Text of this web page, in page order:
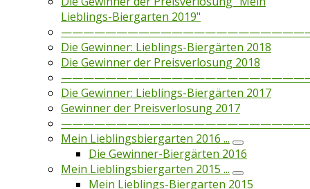
Lieblings-Biergarten 2019"
Die Gewinner: Lieblings-Biergärten 2018
Die Gewinner der Preisverlosung 2018
Die Gewinner: Lieblings-Biergärten 2017
Gewinner der Preisverlosung 2017
Mein Lieblingsbiergarten 2016 ...
Die Gewinner-Biergärten 2016
Mein Lieblingsbiergarten 2015 ...
Mein Lieblings-Biergarten 2015